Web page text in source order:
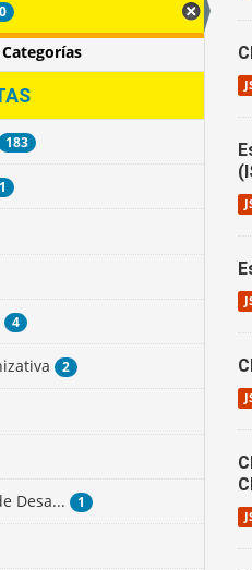
183
4
2
Desa... 1